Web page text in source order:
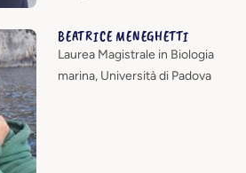
BEATRICE MENEGHETTI
Laurea Magistrale in Biologia
marina, Università di Padova